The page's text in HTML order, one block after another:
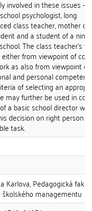
involved in these issues -
psychologist, long
class teacher, mother of
and a student of a
The class teacher's
from viewpoint of
as also from viewpoint of
and personal
of selecting an
may further be used in
a basic school director
decision on right person
task.
Karlova, Pedagogická
managementu